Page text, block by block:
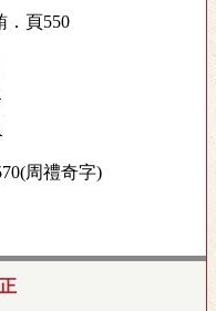
．頁550
周禮奇字)